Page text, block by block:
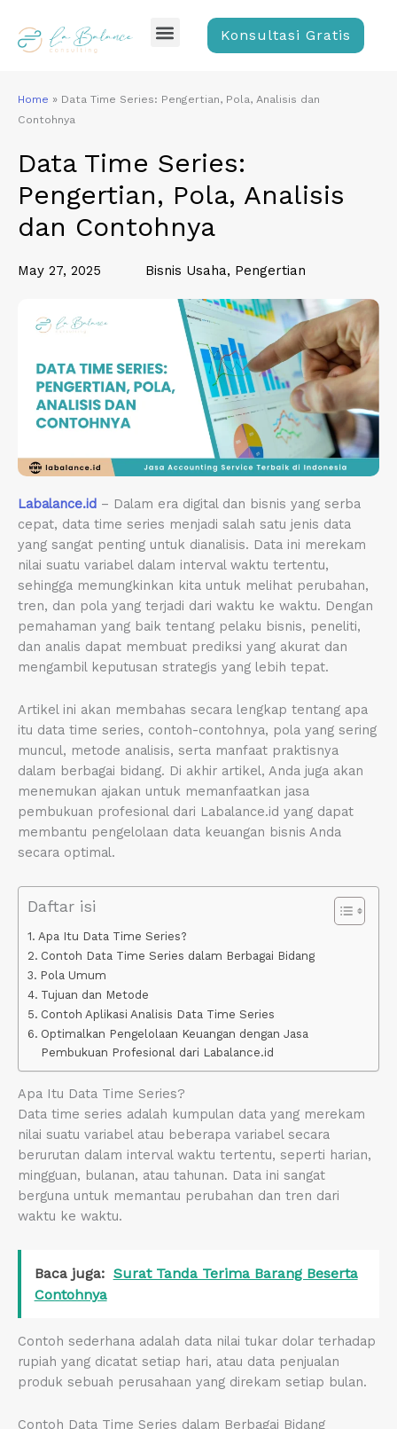
content
Menu Konsultasi Gratis
Home » Data Time Series: Pengertian, Pola, Analisis dan
Contohnya
Data Time Series:
Pengertian, Pola, Analisis
dan Contohnya
May 27, 2025 Bisnis Usaha, Pengertian
Labalance.id – Dalam era digital dan bisnis yang serba
cepat, data time series menjadi salah satu jenis data
yang sangat penting untuk dianalisis. Data ini merekam
nilai suatu variabel dalam interval waktu tertentu,
sehingga memungkinkan kita untuk melihat perubahan,
tren, dan pola yang terjadi dari waktu ke waktu. Dengan
pemahaman yang baik tentang pelaku bisnis, peneliti,
dan analis dapat membuat prediksi yang akurat dan
mengambil keputusan strategis yang lebih tepat.
Artikel ini akan membahas secara lengkap tentang apa
itu data time series, contoh-contohnya, pola yang sering
muncul, metode analisis, serta manfaat praktisnya
dalam berbagai bidang. Di akhir artikel, Anda juga akan
menemukan ajakan untuk memanfaatkan jasa
pembukuan profesional dari Labalance.id yang dapat
membantu pengelolaan data keuangan bisnis Anda
secara optimal.
Daftar isi
Apa Itu Data Time Series?
Contoh Data Time Series dalam Berbagai Bidang
Pola Umum
Tujuan dan Metode
Contoh Aplikasi Analisis Data Time Series
Optimalkan Pengelolaan Keuangan dengan Jasa
Pembukuan Profesional dari Labalance.id
Apa Itu Data Time Series?
Data time series adalah kumpulan data yang merekam
nilai suatu variabel atau beberapa variabel secara
berurutan dalam interval waktu tertentu, seperti harian,
mingguan, bulanan, atau tahunan. Data ini sangat
berguna untuk memantau perubahan dan tren dari
waktu ke waktu.
Baca juga: Surat Tanda Terima Barang Beserta
Contohnya
Contoh sederhana adalah data nilai tukar dolar terhadap
rupiah yang dicatat setiap hari, atau data penjualan
produk sebuah perusahaan yang direkam setiap bulan.
Contoh Data Time Series dalam Berbagai Bidang